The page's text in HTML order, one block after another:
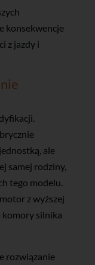
konsekwencje
z jazdy i
ale
samej rodziny,
tego modelu.
z wyższej
komory silnika
rozwiązanie